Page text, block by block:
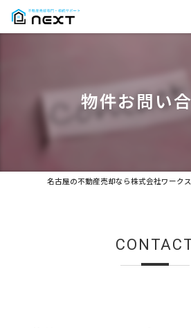
物件お問い
名古屋の不動産売却なら株式会社ワーク